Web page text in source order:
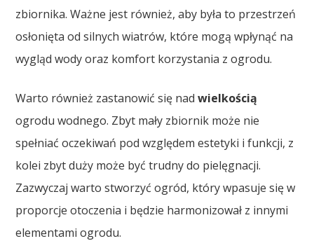
zbiornika. Ważne jest również, aby była to przestrzeń
osłonięta od silnych wiatrów, które mogą wpłynąć na
wygląd wody oraz komfort korzystania z ogrodu.
Warto również zastanowić się nadwielkością
ogrodu wodnego. Zbyt mały zbiornik może nie
spełniać oczekiwań pod względem estetyki i funkcji, z
kolei zbyt duży może być trudny do pielęgnacji.
Zazwyczaj warto stworzyć ogród, który wpasuje się w
proporcje otoczenia i będzie harmonizował z innymi
elementami ogrodu.